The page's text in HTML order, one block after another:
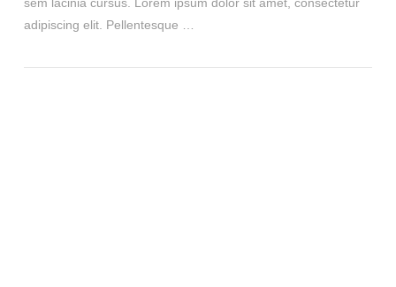
sem lacinia cursus. Lorem ipsum dolor sit amet, consectetur
adipiscing elit. Pellentesque …